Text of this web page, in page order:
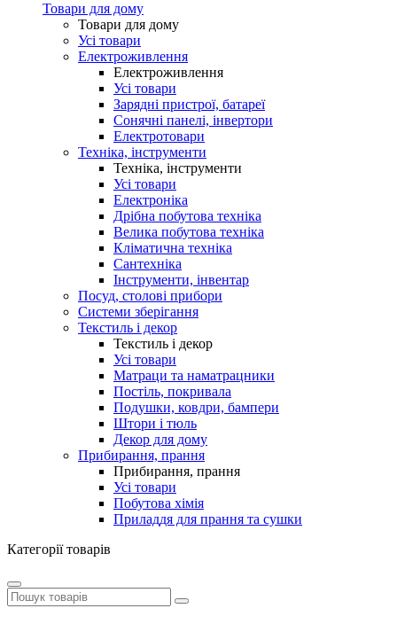
Товари для дому
Товари для дому
Усі товари
Електроживлення
Електроживлення
Усі товари
Зарядні пристрої, батареї
Сонячні панелі, інвертори
Електротовари
Техніка, інструменти
Техніка, інструменти
Усі товари
Електроніка
Дрібна побутова техніка
Велика побутова техніка
Кліматична техніка
Сантехніка
Інструменти, інвентар
Посуд, столові прибори
Системи зберігання
Текстиль і декор
Текстиль і декор
Усі товари
Матраци та наматрацники
Постіль, покривала
Подушки, ковдри, бампери
Штори і тюль
Декор для дому
Прибирання, прання
Прибирання, прання
Усі товари
Побутова хімія
Приладдя для прання та сушки
Категорії товарів